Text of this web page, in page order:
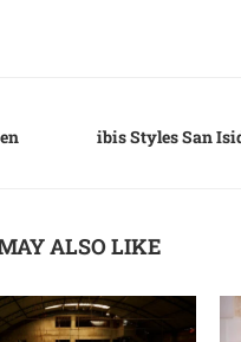
ibis Styles San
ALSO LIKE